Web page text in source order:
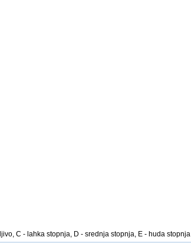
C - lahka stopnja, D - srednja stopnja, E - huda stopnja